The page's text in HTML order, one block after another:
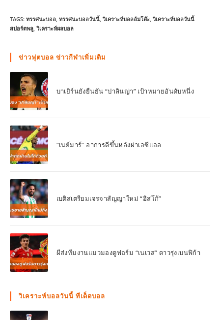
TAGS: ทรรศนะบอล ทรรศนะบอลวันนี้ วิเคราะห์บอลล้มโต๊ะ วิเคราะห์บอลวันนี้
สปอร์ตพลู วิเคราะห์ผลบอล
ข่าวฟุตบอล ข่าวกีฬาเพิ่มเติม
บาเยิร์นยังยืนยัน “ปาลินญ่า” เป้าหมายอันดับหนึ่ง
“เนย์มาร์” อาการดีขึ้นหลังผ่าเอซีแอล
เบติสเตรียมเจรจาสัญญาใหม่ “อิสโก้”
ผีส่งทีมงานแมวมองดูฟอร์ม “เนเวส” ดาวรุ่งเบนฟิก้า
วิเคราะห์บอลวันนี้ ทีเด็ดบอล